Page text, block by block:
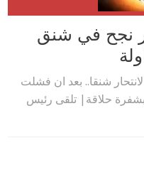
نجح في شنق
شنقا.. بعد ان فشلت
بشفرة حلاقة| تلقى رئيس